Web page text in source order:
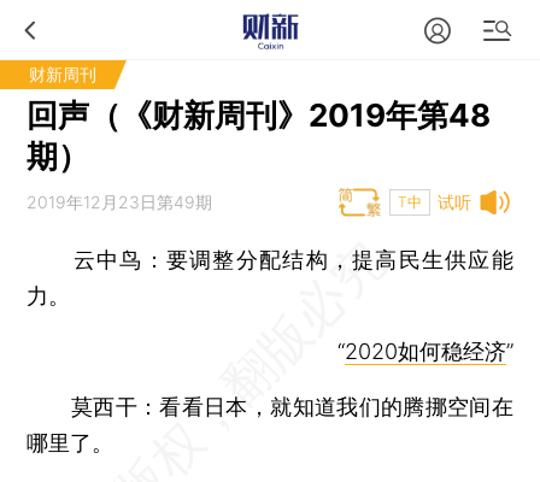
财新周刊
回声（《财新周刊》2019年第48
期）
试听
2019年12月23日第49期 T中
云中鸟： 要调整分配结构，提高民生供应能
力。
“2020如何稳经济”
莫西干：看看日本，就知道我们的腾挪空间在
哪里了。